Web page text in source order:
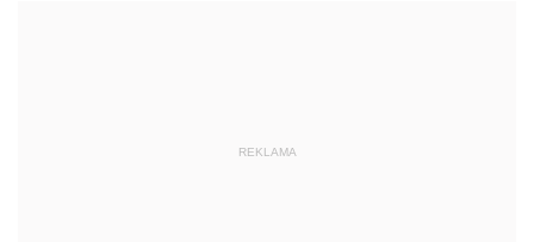
REKLAMA